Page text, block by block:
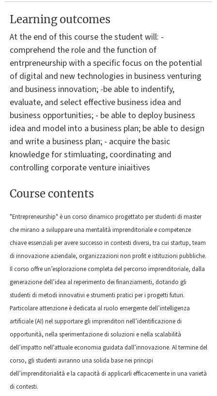
Learning outcomes
At the end of this course the student will: -
comprehend the role and the function of
entrpreneurship with a specific focus on the potential
of digital and new technologies in business venturing
and business innovation; -be able to indentify,
evaluate, and select effective business idea and
business opportunities; - be able to deploy business
idea and model into a business plan; be able to design
and write a business plan; - acquire the basic
knowledge for stimluating, coordinating and
controlling corporate venture iniaitives
Course contents
"Entrepreneurship" è un corso dinamico progettato per studenti di master
che mirano a sviluppare una mentalità imprenditoriale e competenze
chiave essenziali per avere successo in contesti diversi, tra cui startup, team
di innovazione aziendale, organizzazioni non profit e istituzioni pubbliche.
Il corso offre un’esplorazione completa del percorso imprenditoriale, dalla
generazione dell’idea al reperimento dei finanziamenti, dotando gli
studenti di metodi innovativi e strumenti pratici per i progetti futuri.
Particolare attenzione è dedicata al ruolo emergente dell’intelligenza
artificiale (AI) nel supportare gli imprenditori nell’identificazione di
opportunità, nella sperimentazione di soluzioni e nella scalabilità
dell’impatto nell’attuale economia guidata dall’innovazione. Al termine del
corso, gli studenti avranno una solida base nei principi
dell’imprenditorialità e la capacità di applicarli efficacemente in una varietà
di contesti.